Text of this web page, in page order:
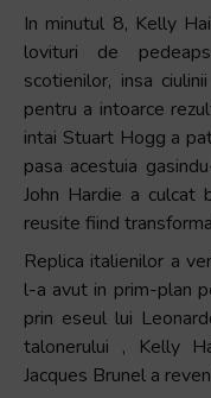
In minutul 8, Kelly
lovituri de
scotienilor, insa
pentru a intoarce
intai Stuart Hogg a
pasa acestuia
John Hardie a culcat
reusite fiind
Replica italienilor a
l-a avut in prim-plan
prin eseul lui
talonerului , Kelly
Jacques Brunel a